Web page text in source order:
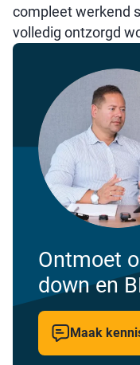
compleet werkend
volledig ontzorgd
Ontmoet
down en
Maak